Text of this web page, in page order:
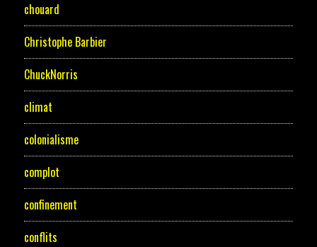
chouard
Christophe Barbier
ChuckNorris
climat
colonialisme
complot
confinement
conflits